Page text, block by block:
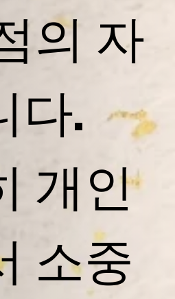
의 자
다.
개인
소중